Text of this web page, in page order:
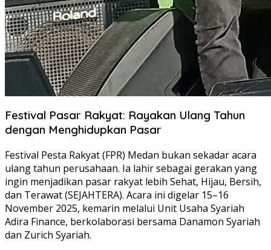
Festival Pasar Rakyat: Rayakan Ulang Tahun
dengan Menghidupkan Pasar
Festival Pesta Rakyat (FPR) Medan bukan sekadar acara
ulang tahun perusahaan. Ia lahir sebagai gerakan yang
ingin menjadikan pasar rakyat lebih Sehat, Hijau, Bersih,
dan Terawat (SEJAHTERA). Acara ini digelar 15–16
November 2025, kemarin melalui Unit Usaha Syariah
Adira Finance, berkolaborasi bersama Danamon Syariah
dan Zurich Syariah.